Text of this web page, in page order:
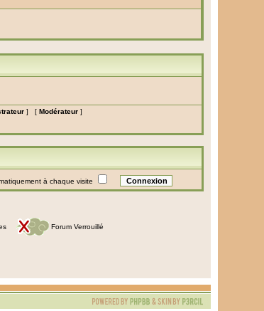
] [ Modérateur ]
à chaque visite
Forum Verrouillé